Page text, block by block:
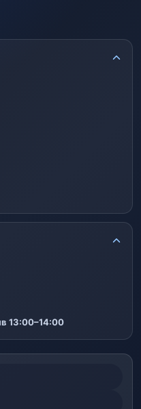
13:00–14:00